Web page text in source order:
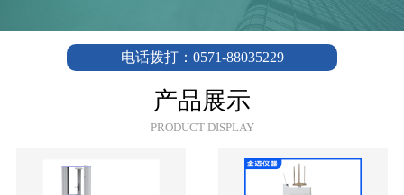
电话拨打：0571-88035229
产品展示
PRODUCT DISPLAY